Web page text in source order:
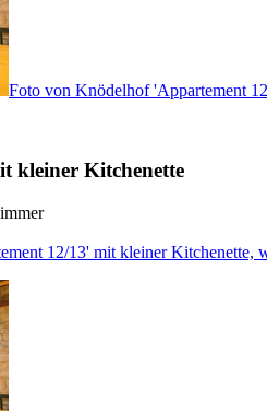
Foto von Knödelhof 'Appartement
kleiner Kitchenette
12/13' mit kleiner Kitchenette,